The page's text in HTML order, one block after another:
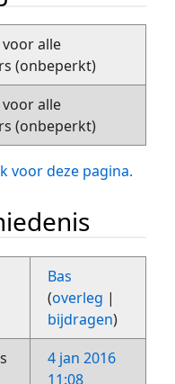
alle
(onbeperkt)
alle
(onbeperkt)
voor deze pagina.
Bas
(overleg |
bijdragen)
4 jan 2016
11:08